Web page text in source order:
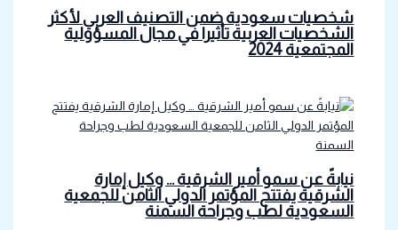
شخصيات سعودية ضمن التصنيف العربي لأكثر
الشخصيات العربية تأثيرا في مجال المسؤولية
المجتمعية 2024
نيابةً عن سمو أمير الشرقية … وكيل إمارة
الشرقية يفتتح المؤتمر الدولي الثامن للجمعية
السعودية لطب وجراحة السمنة